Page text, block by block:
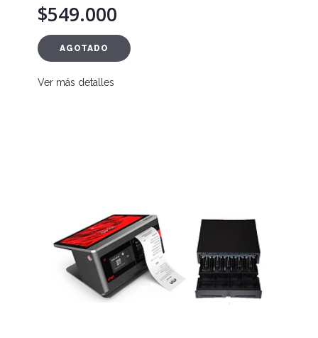
$549.000
AGOTADO
Ver más detalles